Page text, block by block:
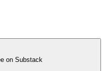
on Substack